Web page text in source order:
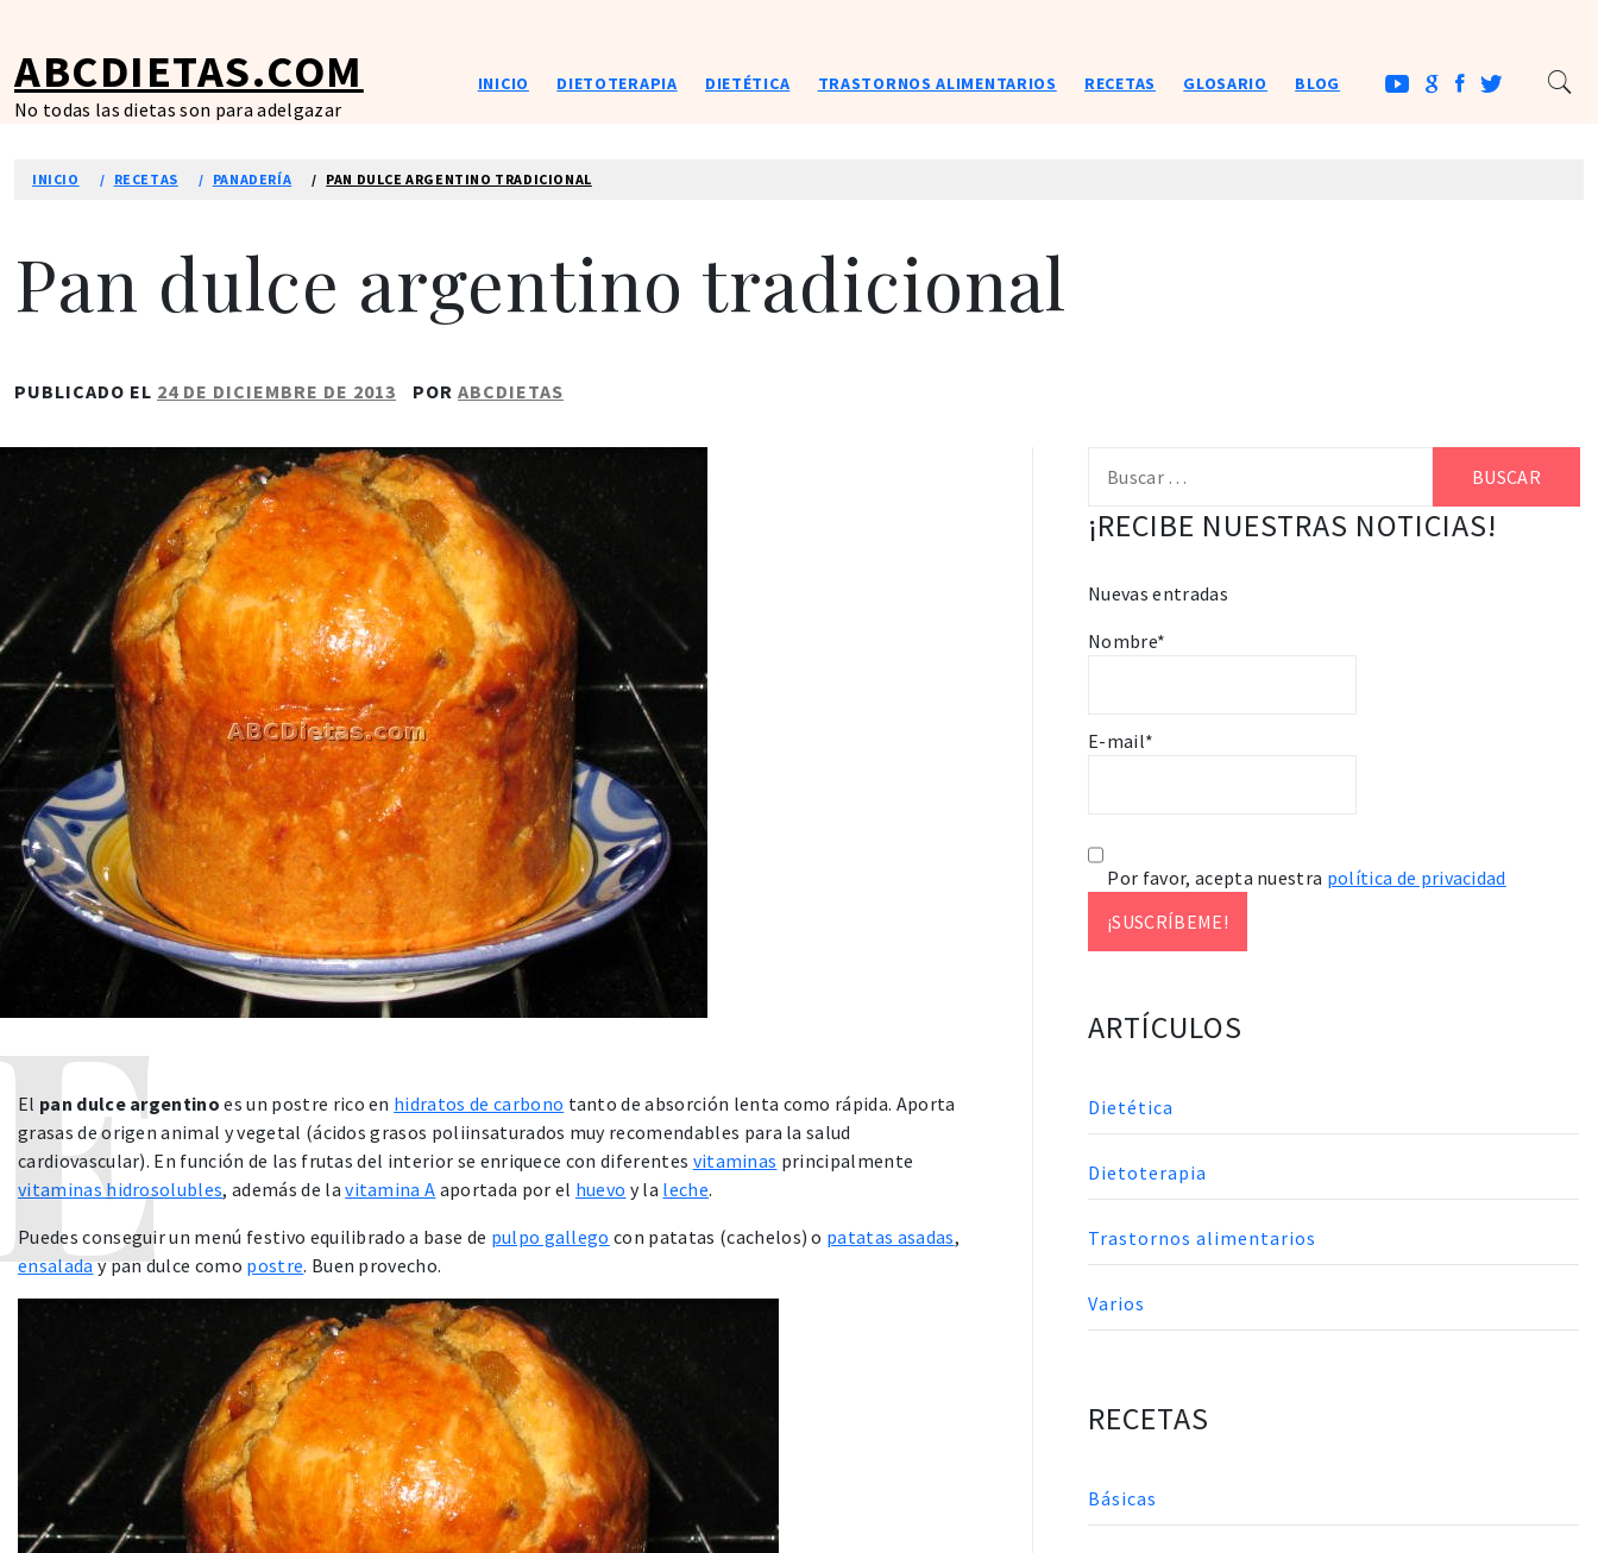
contenido
ABCDIETAS.COM
No todas las dietas son para adelgazar
INICIO DIETOTERAPIA DIETÉTICA TRASTORNOS ALIMENTARIOS RECETAS GLOSARIO BLOG
INICIO RECETAS PANADERÍA PAN DULCE ARGENTINO TRADICIONAL
Pan dulce argentino tradicional
PUBLICADO EL 24 DE DICIEMBRE DE 2013 POR ABCDIETAS
El pan dulce argentino es un postre rico en hidratos de carbono tanto de absorción lenta como rápida. Aporta
grasas de origen animal y vegetal (ácidos grasos poliinsaturados muy recomendables para la salud
cardiovascular). En función de las frutas del interior se enriquece con diferentes vitaminas principalmente
vitaminas hidrosolubles, además de lavitamina A aportada por el huevo y la leche.
Puedes conseguir un menú festivo equilibrado a base de pulpo gallego con patatas (cachelos) o patatas asadas,
ensaladay pan dulce como postre. Buen provecho.
¡RECIBE NUESTRAS NOTICIAS!
Nuevas entradas
Nombre*
E-mail*
Por favor, acepta nuestra política de privacidad
ARTÍCULOS
Dietética
Dietoterapia
Trastornos alimentarios
Varios
RECETAS
Básicas